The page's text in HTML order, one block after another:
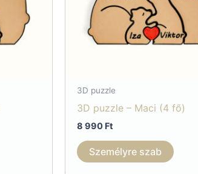
3D puzzle
3D puzzle – Maci (4 fő)
8 990 Ft
Személyre szab